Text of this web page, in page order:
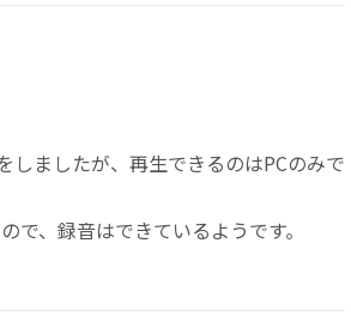
ましたが、再生できるのはPCのみで
で、録音はできているようです。